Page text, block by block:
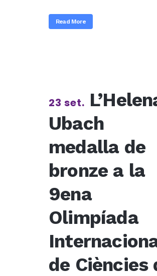
Read More
23 set.
Ubach
medalla de
bronze a la
9ena
Olimpíada
de Ciències